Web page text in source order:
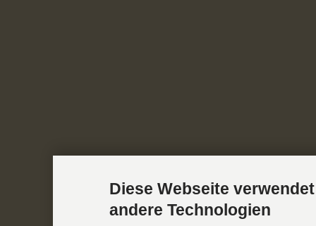
Diese Webseite
andere Technologien